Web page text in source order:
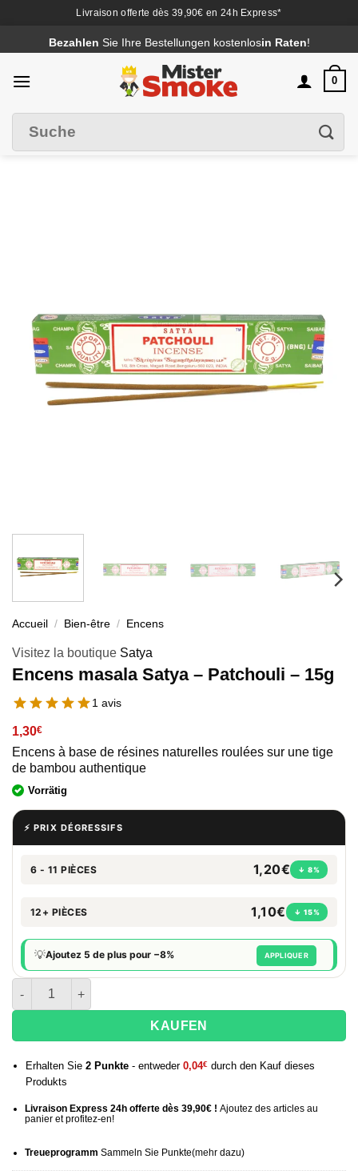
Livraison offerte dès 39,90€ en 24h Express*
au
contenu
Bezahlen Sie Ihre Bestellungen kostenlosin Raten!
0
nach
Accueil / Bien-être / Encens
Visitez la boutique Satya
Encens masala Satya – Patchouli – 15g
1 avis
1,30€
Encens à base de résines naturelles roulées sur une tige
de bambou authentique
Vorrätig
⚡ PRIX DÉGRESSIFS
6 - 11 PIÈCES 1,20€ ↓ 8%
12+ PIÈCES 1,10€ ↓ 15%
💡Ajoutez 5 de plus pour −8% APPLIQUER
quantité de Encens masala Satya - Patchouli - 15g
KAUFEN
Erhalten Sie 2Punkte- entweder 0,04€ durch den Kauf dieses
Produkts
Livraison Express 24h offerte dès 39,90€ ! Ajoutez des articles au
panier et profitez-en!
Treueprogramm Sammeln Sie Punkte(mehrdazu)